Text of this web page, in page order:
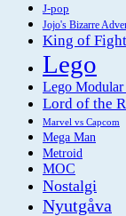
J-pop
Jojo's Bizarre
King of
Lego
Lego
Lord of the
Marvel vs Capcom
Mega Man
Metroid
MOC
Nostalgi
Nyutgåva